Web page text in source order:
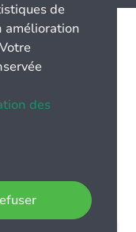
de
amélioration
des